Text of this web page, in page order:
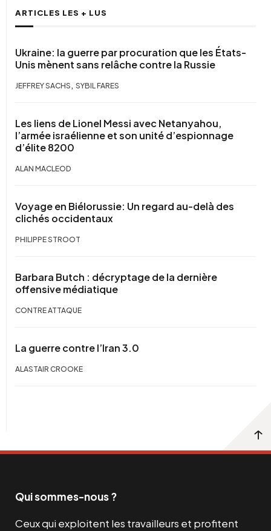
ARTICLES LES + LUS
Ukraine: la guerre par procuration que les États-
Unis mènent sans relâche contre la Russie
JEFFREY SACHS , SYBIL FARES
Les liens de Lionel Messi avec Netanyahou,
l’armée israélienne et son unité d’espionnage
d’élite 8200
ALAN MACLEOD
Voyage en Biélorussie: Un regard au-delà des
clichés occidentaux
PHILIPPE STROOT
Barbara Butch : décryptage de la dernière
offensive médiatique
CONTRE ATTAQUE
La guerre contre l’Iran 3.0
ALASTAIR CROOKE
Qui sommes-nous ?
Ceux qui exploitent les travailleurs et profitent